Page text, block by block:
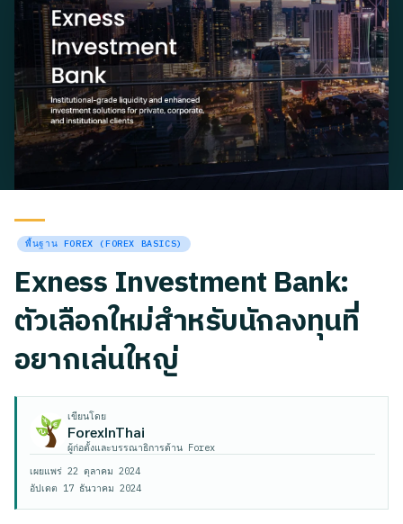
Posted
พื้นฐาน FOREX (FOREX BASICS)
Exness Investment Bank:
ตัวเลือกใหม่สำหรับนักลงทุนที่
อยากเล่นใหญ่
เขียนโดย
ForexInThai
ผู้ก่อตั้งและบรรณาธิการด้าน Forex
เผยแพร่ 22 ตุลาคม 2024
อัปเดต 17 ธันวาคม 2024